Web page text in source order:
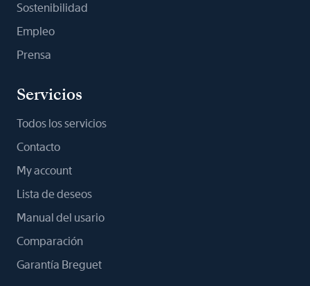
Sostenibilidad
Empleo
Prensa
Servicios
Todos los servicios
Contacto
My account
Lista de deseos
Manual del usario
Comparación
Garantía Breguet